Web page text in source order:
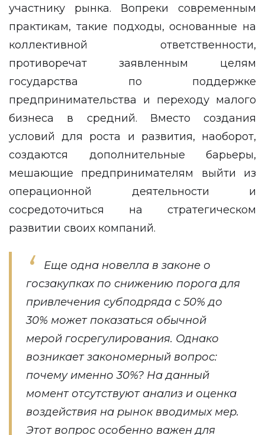
участнику рынка. Вопреки современным
практикам, такие подходы, основанные на
коллективной ответственности,
противоречат заявленным целям
государства по поддержке
предпринимательства и переходу малого
бизнеса в средний. Вместо создания
условий для роста и развития, наоборот,
создаются дополнительные барьеры,
мешающие предпринимателям выйти из
операционной деятельности и
сосредоточиться на стратегическом
развитии своих компаний.
Еще одна новелла в законе о
госзакупках по снижению порога для
привлечения субподряда с 50% до
30% может показаться обычной
мерой госрегулирования. Однако
возникает закономерный вопрос:
почему именно 30%? На данный
момент отсутствуют анализ и оценка
воздействия на рынок вводимых мер.
Этот вопрос особенно важен для